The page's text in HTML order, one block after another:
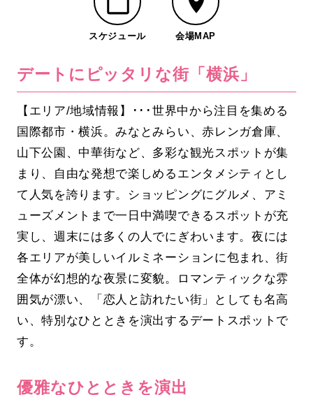
スケジュール 会場MAP
デートにピッタリな街「横浜」
【エリア/地域情報】･･･世界中から注目を集める
国際都市・横浜。みなとみらい、赤レンガ倉庫、
山下公園、中華街など、多彩な観光スポットが集
まり、自由な発想で楽しめるエンタメシティとし
て人気を誇ります。ショッピングにグルメ、アミ
ューズメントまで一日中満喫できるスポットが充
実し、週末には多くの人でにぎわいます。夜には
各エリアが美しいイルミネーションに包まれ、街
全体が幻想的な夜景に変貌。ロマンティックな雰
囲気が漂い、「恋人と訪れたい街」としても名高
い、特別なひとときを演出するデートスポットで
す。
優雅なひとときを演出